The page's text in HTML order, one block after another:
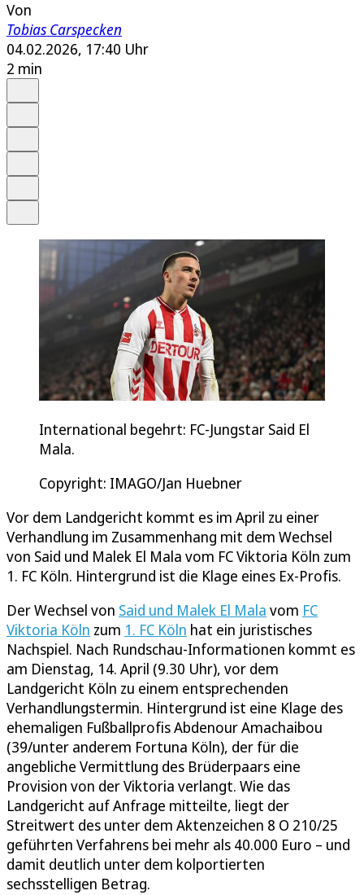
Von
Tobias Carspecken
04.02.2026, 17:40 Uhr
2 min
International begehrt: FC-Jungstar Said El
Mala.
Copyright: IMAGO/Jan Huebner
Vor dem Landgericht kommt es im April zu einer
Verhandlung im Zusammenhang mit dem Wechsel
von Said und Malek El Mala vom FC Viktoria Köln zum
1. FC Köln. Hintergrund ist die Klage eines Ex-Profis.
Der Wechsel von Said und Malek El Mala vom FC
Viktoria Köln zum 1. FC Köln hat ein juristisches
Nachspiel. Nach Rundschau-Informationen kommt es
am Dienstag, 14. April (9.30 Uhr), vor dem
Landgericht Köln zu einem entsprechenden
Verhandlungstermin. Hintergrund ist eine Klage des
ehemaligen Fußballprofis Abdenour Amachaibou
(39/unter anderem Fortuna Köln), der für die
angebliche Vermittlung des Brüderpaars eine
Provision von der Viktoria verlangt. Wie das
Landgericht auf Anfrage mitteilte, liegt der
Streitwert des unter dem Aktenzeichen 8 O 210/25
geführten Verfahrens bei mehr als 40.000 Euro – und
damit deutlich unter dem kolportierten
sechsstelligen Betrag.